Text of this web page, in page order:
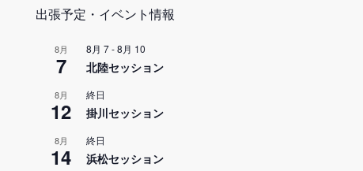
出張予定・イベント情報
8月
7
8月 7-8月 10
北陸セッション
8月
12
終日
掛川セッション
8月
14
終日
浜松セッション